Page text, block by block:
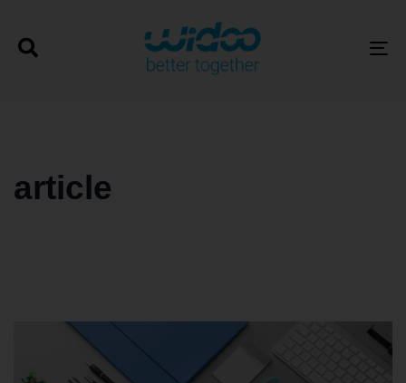
article